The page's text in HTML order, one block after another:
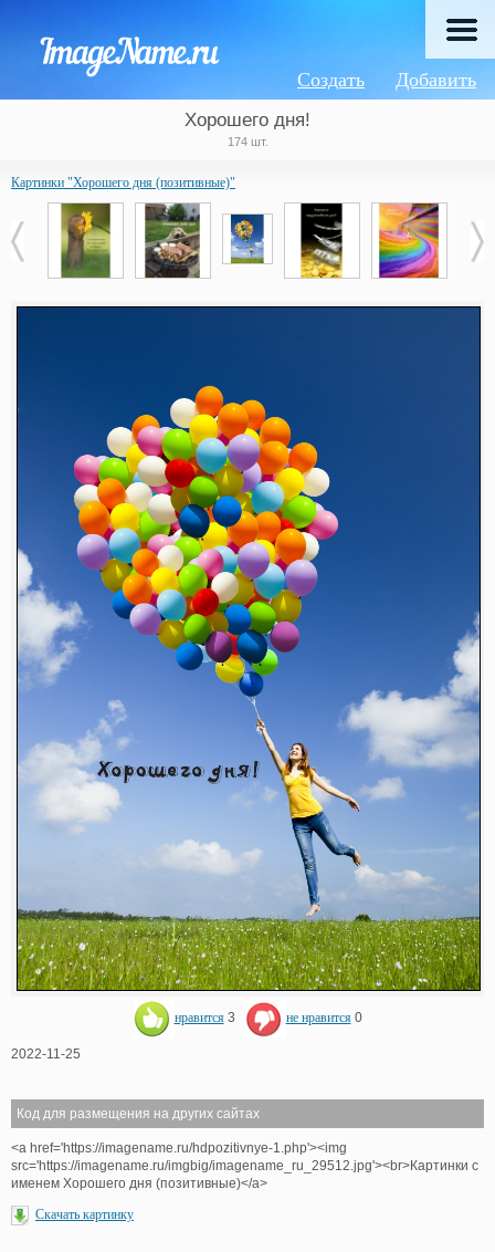
Добавить
Создать
Хорошего дня!
174 шт.
Картинки "Хорошего дня (позитивные)"
нравится 3 не нравится 0
2022-11-25
Код для размещения на других сайтах
<a href='https://imagename.ru/hdpozitivnye-1.php'><img
src='https://imagename.ru/imgbig/imagename_ru_29512.jpg'><br>Картинки с
именем Хорошего дня (позитивные)</a>
Скачать картинку